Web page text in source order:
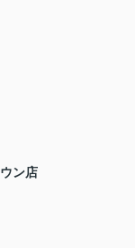
ン店